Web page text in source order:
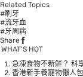
Related Topics
#刷牙
#流牙血
#牙周病
Share
WHAT’S HOT
急凍食物不新鮮？ 科
香港新手養寵物懶人